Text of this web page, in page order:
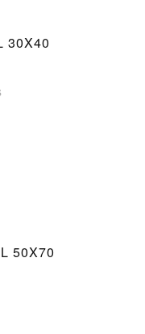
30X40
50X70